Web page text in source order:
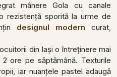
mânere Gola cu canale
rezistență sporită la urme de
designul modern curat,
din Iași o întreținere mai
ore pe săptămână. Texturile
iar nuanțele pastel adaugă